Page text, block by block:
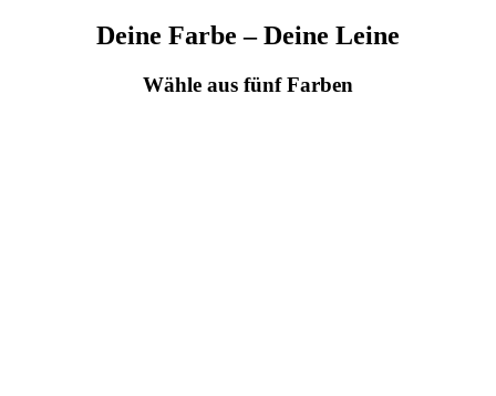
Deine Farbe – Deine Leine
Wähle aus fünf Farben